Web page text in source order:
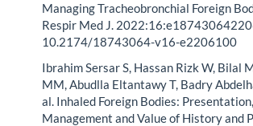
Managing Tracheobronchial Foreign
Respir Med J.
10.2174/18743064-v16-e2206100
Ibrahim Sersar S, Hassan Rizk W, Bilal
MM, Abudlla Eltantawy T, Badry
al. Inhaled Foreign Bodies: Presentation,
Management and Value of History and